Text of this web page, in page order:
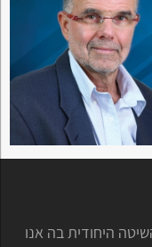
היחודית בה אנו